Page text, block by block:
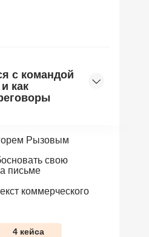
с командой
как
коммерческого
свою
письме
Рызовым
4 кейса